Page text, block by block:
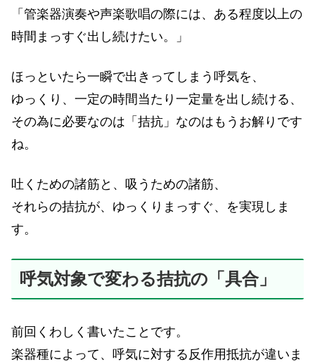
「管楽器演奏や声楽歌唱の際には、ある程度以上の
時間まっすぐ出し続けたい。」
ほっといたら一瞬で出きってしまう呼気を、
ゆっくり、一定の時間当たり一定量を出し続ける、
その為に必要なのは「拮抗」なのはもうお解りです
ね。
吐くための諸筋と、吸うための諸筋、
それらの拮抗が、ゆっくりまっすぐ、を実現しま
す。
呼気対象で変わる拮抗の「具合」
前回くわしく書いたことです。
楽器種によって、呼気に対する反作用抵抗が違いま